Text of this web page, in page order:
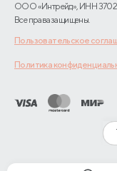
ООО «Интрейд», ИНН
Все права защищены.
Пользовательское
Политика